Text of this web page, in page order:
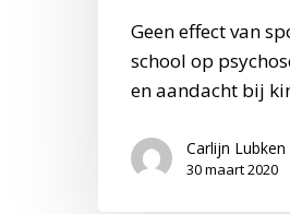
Geen effect van
school op
en aandacht bij
Carlijn Lubken
30 maart 2020